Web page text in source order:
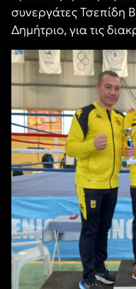
συνεργάτες Τσεπίδη
Δημήτριο, για τις